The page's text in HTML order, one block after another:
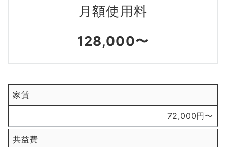
月額使用料
128,000〜
家賃
72,000円〜
共益費